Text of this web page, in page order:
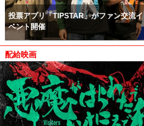
投票アプリ「TIPSTAR」がファン交流イ
ベント開催
配給映画